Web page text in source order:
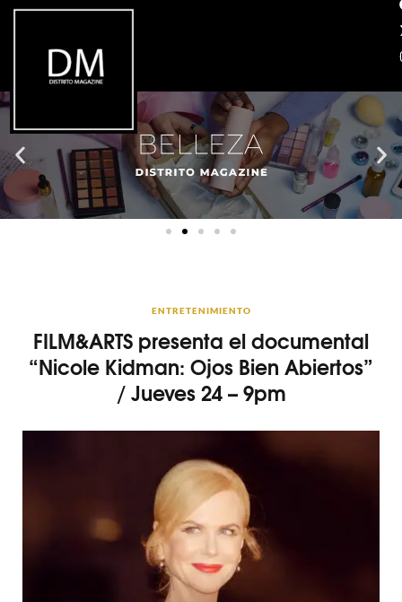
ENTRETENIMIENTO
FILM&ARTS presenta el documental
“Nicole Kidman: Ojos Bien Abiertos”
/ Jueves 24 – 9pm